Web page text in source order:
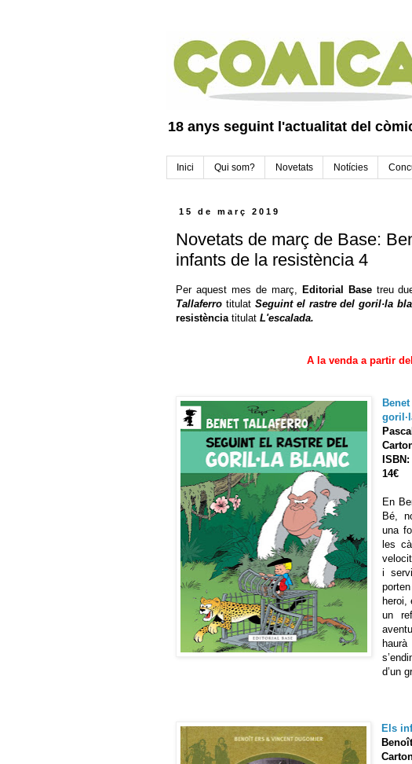
18 anys seguint l'actualitat del
Inici Qui som? Novetats Notícies
15 de març 2019
Novetats de març de Base:
infants de la resistència 4
Per aquest mes de març, Editorial Basetreu
Tallaferro titulat Seguint el rastre del goril·la
resistència titulat L'escalada.
A la venda a partir
14€
En
Bé,
una
les
i
heroi,
un
d’un
Els